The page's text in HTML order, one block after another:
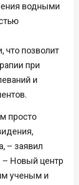
водными
что позволит
при
и
просто
– заявил
– Новый центр
ученым и